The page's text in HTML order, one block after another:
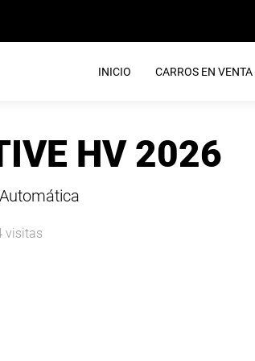
INICIO CARROS EN VENTA
HV 2026
visitas